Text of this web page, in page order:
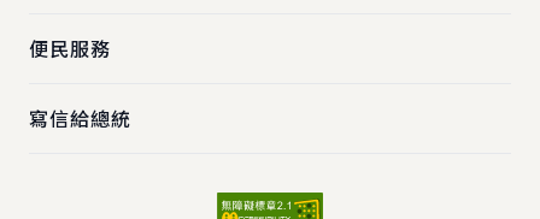
便民服務
寫信給總統